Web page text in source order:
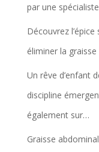
par une spécialiste
Découvrez
éliminer la
Un rêve d’enfant
discipline
également sur…
Graisse